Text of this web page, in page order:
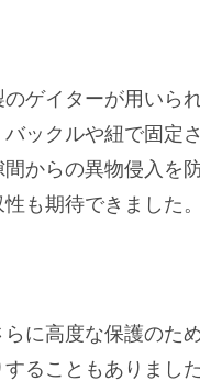
ゲイターが用いら
ックルや紐で固定
からの異物侵入を
も期待できました。
に高度な保護のた
ることもありまし